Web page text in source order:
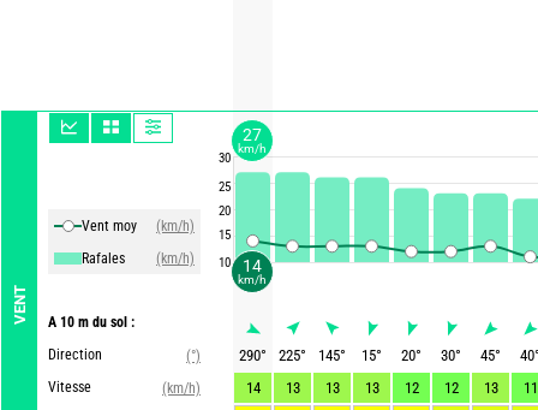
VENT
Vent moy
(km/h)
Rafales
(km/h)
A 10 m du sol :
Direction
(°)
Vitesse
(km/h)
30
25
20
15
10
290° 225° 145° 15° 20° 30° 45° 40
14
13 13 13 12 12 13
11
14
km/h
27
km/h